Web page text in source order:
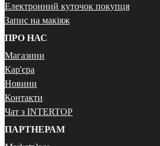
Електронний куточок покупця
Запис на макіяж
ПРО НАС
Магазини
Кар'єра
Новини
Контакти
Чат з INTERTOP
ПАРТНЕРАМ